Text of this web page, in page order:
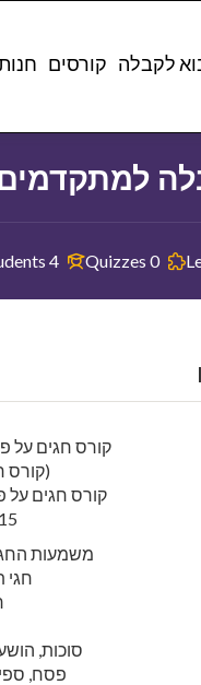
לקבלה קורסים
0 Quizzes
4 Students
קורס חגים על
(קורס
קורס חגים על
15 שעות לימוד
משמעות
חגי
סוכות,
פסח,